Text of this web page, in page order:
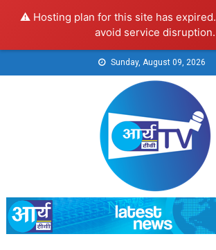
⚠️ Hosting plan for this site has expired.
avoid service disruption.
to
Sunday, August 09, 2026
Arya TV